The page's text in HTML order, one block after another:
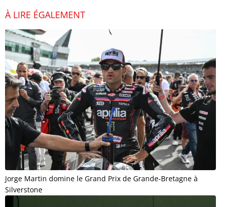
À LIRE ÉGALEMENT
Jorge Martin domine le Grand Prix de Grande-Bretagne à
Silverstone